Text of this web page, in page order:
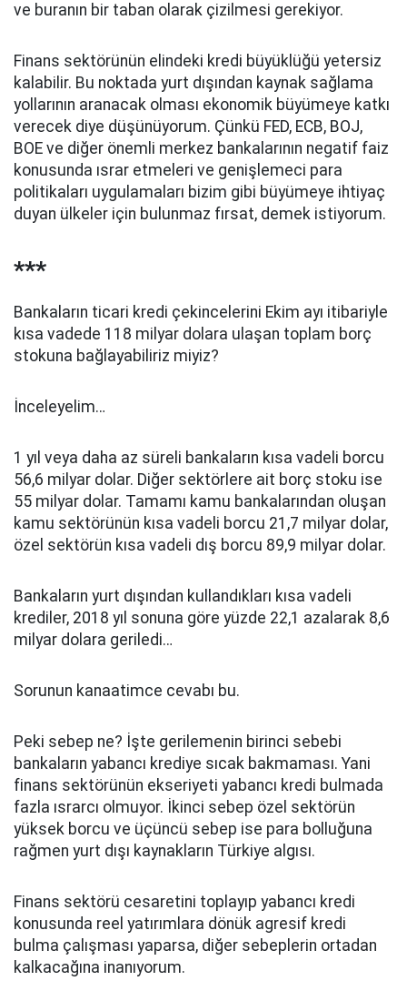
ve buranın bir taban olarak çizilmesi gerekiyor.
Finans sektörünün elindeki kredi büyüklüğü yetersiz
kalabilir. Bu noktada yurt dışından kaynak sağlama
yollarının aranacak olması ekonomik büyümeye katkı
verecek diye düşünüyorum. Çünkü FED, ECB, BOJ,
BOE ve diğer önemli merkez bankalarının negatif faiz
konusunda ısrar etmeleri ve genişlemeci para
politikaları uygulamaları bizim gibi büyümeye ihtiyaç
duyan ülkeler için bulunmaz fırsat, demek istiyorum.
***
Bankaların ticari kredi çekincelerini Ekim ayı itibariyle
kısa vadede 118 milyar dolara ulaşan toplam borç
stokuna bağlayabiliriz miyiz?
İnceleyelim…
1 yıl veya daha az süreli bankaların kısa vadeli borcu
56,6 milyar dolar. Diğer sektörlere ait borç stoku ise
55 milyar dolar. Tamamı kamu bankalarından oluşan
kamu sektörünün kısa vadeli borcu 21,7 milyar dolar,
özel sektörün kısa vadeli dış borcu 89,9 milyar dolar.
Bankaların yurt dışından kullandıkları kısa vadeli
krediler, 2018 yıl sonuna göre yüzde 22,1 azalarak 8,6
milyar dolara geriledi…
Sorunun kanaatimce cevabı bu.
Peki sebep ne? İşte gerilemenin birinci sebebi
bankaların yabancı krediye sıcak bakmaması. Yani
finans sektörünün ekseriyeti yabancı kredi bulmada
fazla ısrarcı olmuyor. İkinci sebep özel sektörün
yüksek borcu ve üçüncü sebep ise para bolluğuna
rağmen yurt dışı kaynakların Türkiye algısı.
Finans sektörü cesaretini toplayıp yabancı kredi
konusunda reel yatırımlara dönük agresif kredi
bulma çalışması yaparsa, diğer sebeplerin ortadan
kalkacağına inanıyorum.